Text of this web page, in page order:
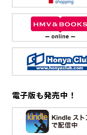
電子版も発売中！